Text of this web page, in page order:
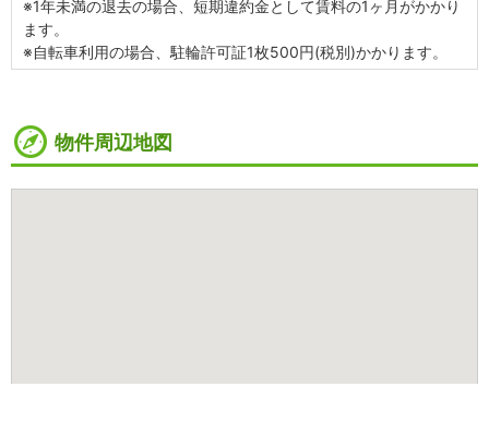
※1年未満の退去の場合、短期違約金として賃料の1ヶ月がかかり
ます。
※自転車利用の場合、駐輪許可証1枚500円(税別)かかります。
物件周辺地図